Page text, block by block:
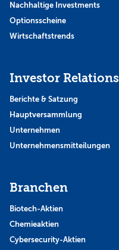
Nachhaltige Investments
Optionsscheine
Wirtschaftstrends
Investor Relations
Berichte & Satzung
Hauptversammlung
Unternehmen
Unternehmensmitteilungen
Branchen
Biotech-Aktien
Chemieaktien
Cybersecurity-Aktien